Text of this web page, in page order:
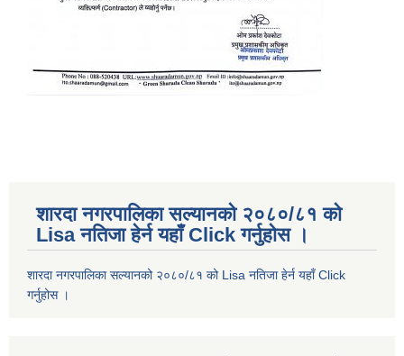
शारदा नगरपालिका सल्यानको २०८०/८१ को
Lisa नतिजा हेर्न यहाँ Click गर्नुहोस ।
शारदा नगरपालिका सल्यानको २०८०/८१ को Lisa नतिजा हेर्न यहाँ Click
गर्नुहोस ।